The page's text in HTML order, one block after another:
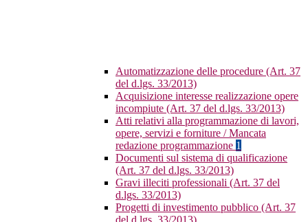
Automatizzazione delle procedure (Art. 37
del d.lgs. 33/2013)
Acquisizione interesse realizzazione opere
incompiute (Art. 37 del d.lgs. 33/2013)
Atti relativi alla programmazione di lavori,
opere, servizi e forniture / Mancata
redazione programmazione 1
Documenti sul sistema di qualificazione
(Art. 37 del d.lgs. 33/2013)
Gravi illeciti professionali (Art. 37 del
d.lgs. 33/2013)
Progetti di investimento pubblico (Art. 37